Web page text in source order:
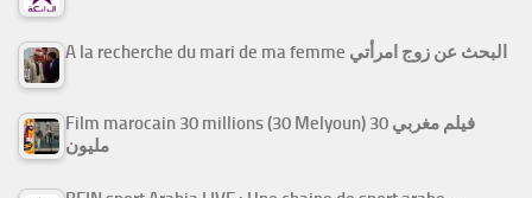
A la recherche du mari de ma femme البحث عن زوج امرأتي
Film marocain 30 millions (30 Melyoun) فيلم مغربي 30
مليون